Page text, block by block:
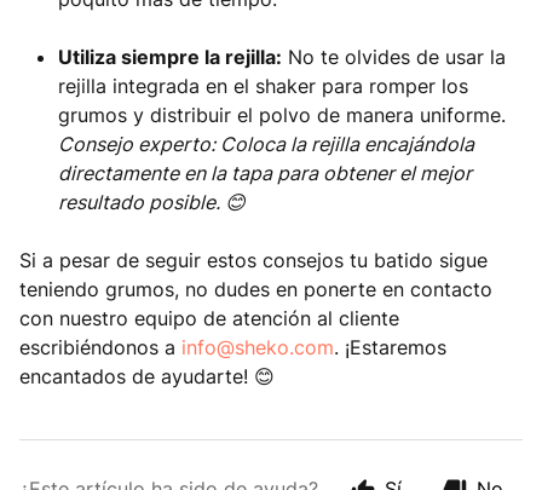
Utiliza siempre la rejilla: No te olvides de usar la
rejilla integrada en el shaker para romper los
grumos y distribuir el polvo de manera uniforme.
Consejo experto: Coloca la rejilla encajándola
directamente en la tapa para obtener el mejor
resultado posible. 😊
Si a pesar de seguir estos consejos tu batido sigue
teniendo grumos, no dudes en ponerte en contacto
con nuestro equipo de atención al cliente
escribiéndonos a info@sheko.com. ¡Estaremos
encantados de ayudarte! 😊